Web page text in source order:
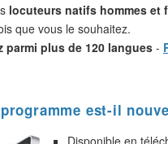
locuteurs natifs hommes et
que vous le souhaitez.
parmi plus de 120 langues -
est-il
Disponible en